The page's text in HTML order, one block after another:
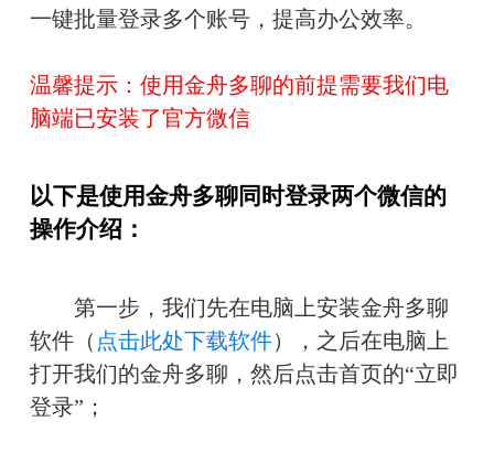
一键批量登录多个账号，提高办公效率。
温馨提示：使用金舟多聊的前提需要我们电
脑端已安装了官方微信
以下是使用金舟多聊同时登录两个微信的
操作介绍：
第一步，我们先在电脑上安装金舟多聊
软件（ 点击此处下载软件），之后在电脑上
打开我们的金舟多聊，然后点击首页的“立即
登录”；